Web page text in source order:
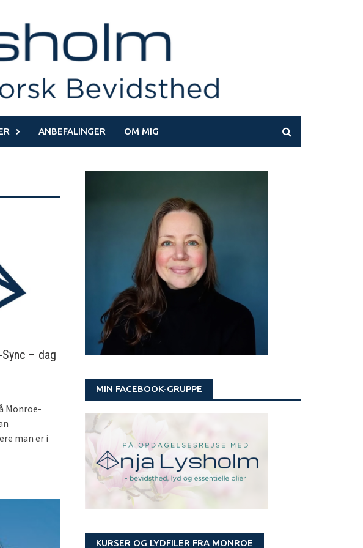
ANBEFALINGER OM MIG
– dag
Monroe-
man er i
MIN FACEBOOK-GRUPPE
KURSER OG LYDFILER FRA MONROE